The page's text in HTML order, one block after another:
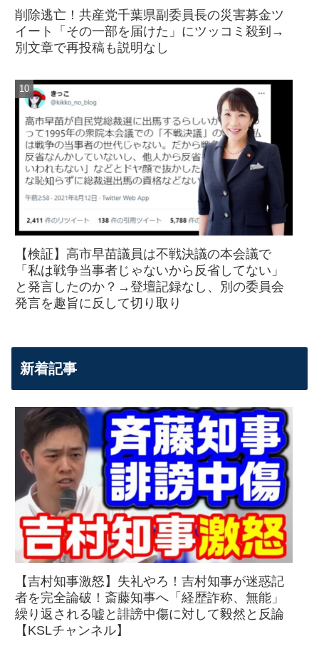
削除逃亡！共産党千葉県副委員長の災害募金ツ
イート「その一部を届けた」にツッコミ殺到→
別文章で再投稿も説明なし
【検証】高市早苗議員は不戦決議の本会議で
「私は戦争当事者じゃないから反省してない」
と発言したのか？→登壇記録なし、別の委員会
発言を趣旨に反して切り取り
新着記事
【吉村知事激怒】失礼やろ！吉村知事が迷惑記
者を完全論破！斎藤知事へ「経歴詐称、無能」
繰り返される嘘と誹謗中傷に対して毅然と反論
【KSLチャンネル】